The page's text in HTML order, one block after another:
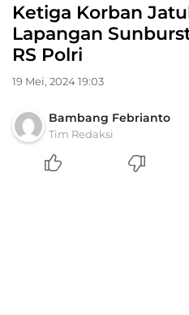
Ketiga Korban
Lapangan
RS Polri
19 Mei, 2024 19:03
Bambang Febrianto
Tim Redaksi